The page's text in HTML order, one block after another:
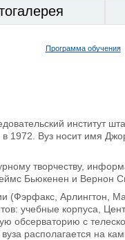
Программа обучения
институт
1972. Вуз носит имя
творчеству,
Бьюкенен и Вернон
(Фэрфакс, Арлингтон,
учебные корпуса,
обсерваторию с
располагается на